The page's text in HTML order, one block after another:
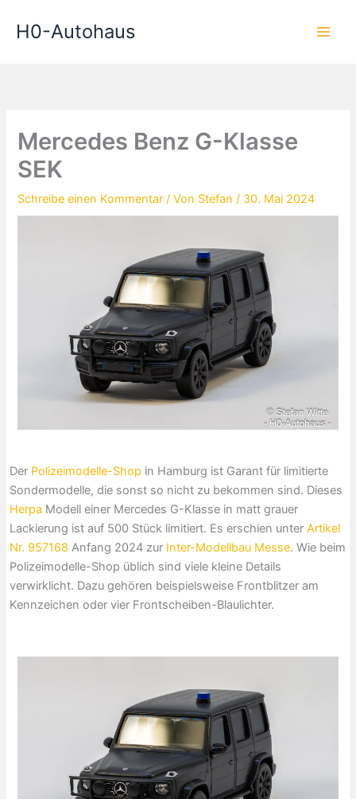
InhaltH0-Autohaus
Mercedes Benz G-Klasse
SEK
Schreibe einen Kommentar / Von Stefan/ 30. Mai 2024
Der Polizeimodelle-Shop in Hamburg ist Garant für limitierte
Sondermodelle, die sonst so nicht zu bekommen sind. Dieses
Herpa Modell einer Mercedes G-Klasse in matt grauer
Lackierung ist auf 500 Stück limitiert. Es erschien unterArtikel
Nr. 957168 Anfang 2024 zur Inter-Modellbau Messe. Wie beim
Polizeimodelle-Shop üblich sind viele kleine Details
verwirklicht. Dazu gehören beispielsweise Frontblitzer am
Kennzeichen oder vier Frontscheiben-Blaulichter.